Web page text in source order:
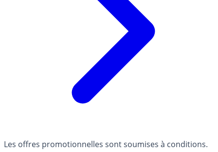
Les offres promotionnelles sont soumises à conditions.